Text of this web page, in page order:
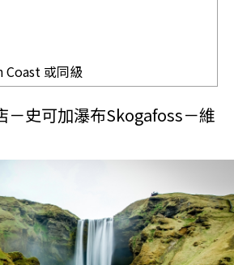
或同級
－史可加瀑布Skogafoss－維